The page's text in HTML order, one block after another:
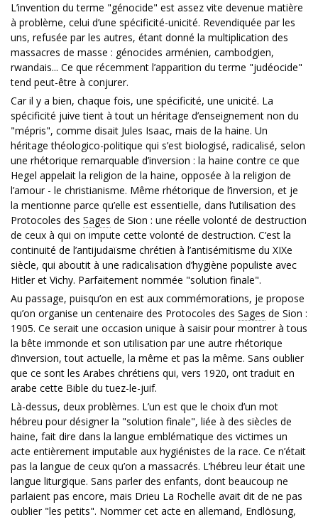
L’invention du terme "génocide" est assez vite devenue matière
à problème, celui d’une spécificité-unicité. Revendiquée par les
uns, refusée par les autres, étant donné la multiplication des
massacres de masse : génocides arménien, cambodgien,
rwandais... Ce que récemment l’apparition du terme "judéocide"
tend peut-être à conjurer.
Car il y a bien, chaque fois, une spécificité, une unicité. La
spécificité juive tient à tout un héritage d’enseignement non du
"mépris", comme disait Jules Isaac, mais de la haine. Un
héritage théologico-politique qui s’est biologisé, radicalisé, selon
une rhétorique remarquable d’inversion : la haine contre ce que
Hegel appelait la religion de la haine, opposée à la religion de
l’amour - le christianisme. Même rhétorique de l’inversion, et je
la mentionne parce qu’elle est essentielle, dans l’utilisation des
Protocoles des Sages de Sion : une réelle volonté de destruction
de ceux à qui on impute cette volonté de destruction. C’est la
continuité de l’antijudaïsme chrétien à l’antisémitisme du XIXe
siècle, qui aboutit à une radicalisation d’hygiène populiste avec
Hitler et Vichy. Parfaitement nommée "solution finale".
Au passage, puisqu’on en est aux commémorations, je propose
qu’on organise un centenaire des Protocoles des Sages de Sion :
1905. Ce serait une occasion unique à saisir pour montrer à tous
la bête immonde et son utilisation par une autre rhétorique
d’inversion, tout actuelle, la même et pas la même. Sans oublier
que ce sont les Arabes chrétiens qui, vers 1920, ont traduit en
arabe cette Bible du tuez-le-juif.
Là-dessus, deux problèmes. L’un est que le choix d’un mot
hébreu pour désigner la "solution finale", liée à des siècles de
haine, fait dire dans la langue emblématique des victimes un
acte entièrement imputable aux hygiénistes de la race. Ce n’était
pas la langue de ceux qu’on a massacrés. L’hébreu leur était une
langue liturgique. Sans parler des enfants, dont beaucoup ne
parlaient pas encore, mais Drieu La Rochelle avait dit de ne pas
oublier "les petits". Nommer cet acte en allemand, Endlösung,